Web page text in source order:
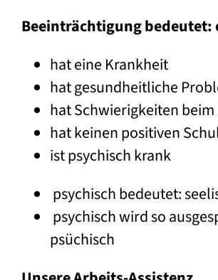
Beeinträchtigung bedeutet:
hat eine Krankheit
hat gesundheitliche
hat Schwierigkeiten
hat keinen positiven
ist psychisch krank
psychisch bedeutet:
psychisch wird so
psüchisch